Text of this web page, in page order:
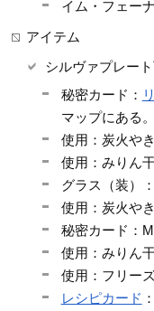
イム・フェーナ
アイテム
シルヴァプレー
秘密カード：
マップにある。
使用：炭火や
使用：みりん
グラス（装）
使用：炭火や
秘密カード：
使用：みりん
使用：フリー
レシピカード